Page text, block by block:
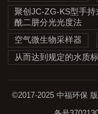
聚创JC-ZG-KS型手
酰二肼分光光度法
空气微生物采样器
从而达到规定的水质标
©2017-2025 中福环保